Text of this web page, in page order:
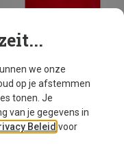
37%
we onze
op je afstemmen
tonen. Je
van je gegevens in
Beleid voor